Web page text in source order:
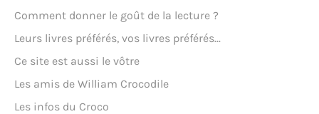
Comment donner le goût de la lecture ?
Leurs livres préférés, vos livres préférés...
Ce site est aussi le vôtre
Les amis de William Crocodile
Les infos du Croco